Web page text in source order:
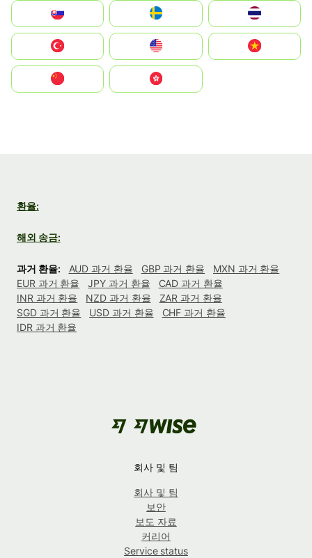
United States
中國香港特別行政區
환율:
해외 송금:
과거 환율: AUD 과거 환율 GBP 과거 환율
MXN 과거 환율
EUR 과거 환율
JPY 과거 환율
CAD 과거 환율
INR 과거 환율
NZD 과거 환율
ZAR 과거 환율
SGD 과거 환율
USD 과거 환율
CHF 과거 환율
IDR 과거 환율
회사 및 팀
회사 및 팀
보안
보도 자료
커리어
Service status